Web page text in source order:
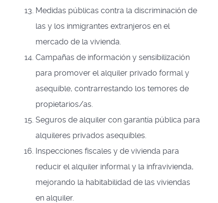
Medidas públicas contra la discriminación de
las y los inmigrantes extranjeros en el
mercado de la vivienda.
Campañas de información y sensibilización
para promover el alquiler privado formal y
asequible, contrarrestando los temores de
propietarios/as.
Seguros de alquiler con garantía pública para
alquileres privados asequibles.
Inspecciones fiscales y de vivienda para
reducir el alquiler informal y la infravivienda,
mejorando la habitabilidad de las viviendas
en alquiler.